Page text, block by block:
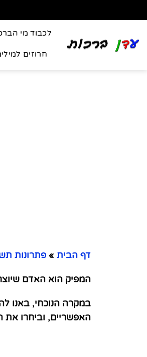
לכבוד מי
חרוזים
דף הבית » פתרונות
המפיק הוא האדם
במקרה הנוכחי, באנו
האפשריים, וביחרו